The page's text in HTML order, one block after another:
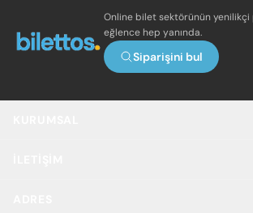
Online bilet sektörünün
eğlence hep yanında.
Siparişini bul